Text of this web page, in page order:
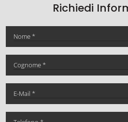
Richiedi